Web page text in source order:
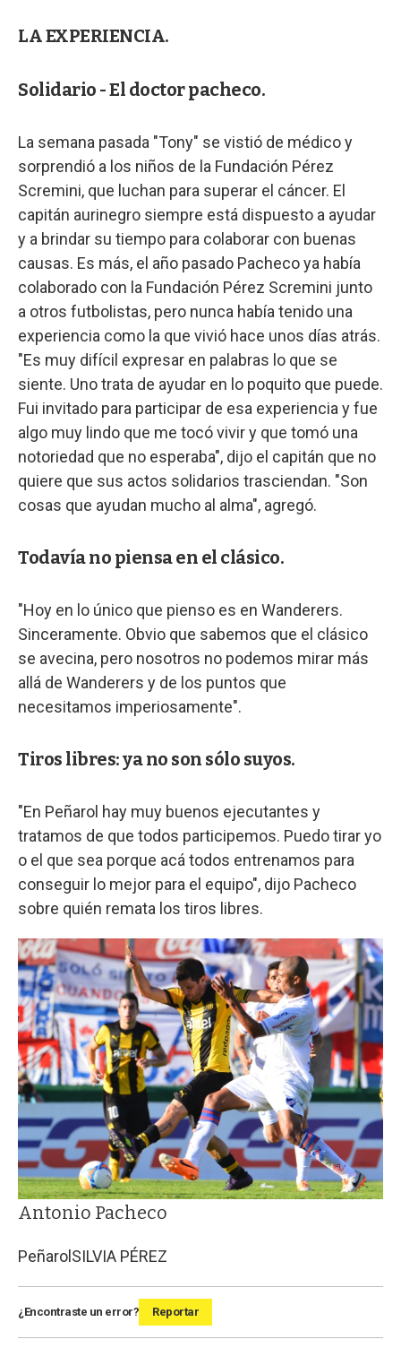
LA EXPERIENCIA.
Solidario - El doctor pacheco.
La semana pasada "Tony" se vistió de médico y
sorprendió a los niños de la Fundación Pérez
Scremini, que luchan para superar el cáncer. El
capitán aurinegro siempre está dispuesto a ayudar
y a brindar su tiempo para colaborar con buenas
causas. Es más, el año pasado Pacheco ya había
colaborado con la Fundación Pérez Scremini junto
a otros futbolistas, pero nunca había tenido una
experiencia como la que vivió hace unos días atrás.
"Es muy difícil expresar en palabras lo que se
siente. Uno trata de ayudar en lo poquito que puede.
Fui invitado para participar de esa experiencia y fue
algo muy lindo que me tocó vivir y que tomó una
notoriedad que no esperaba", dijo el capitán que no
quiere que sus actos solidarios trasciendan. "Son
cosas que ayudan mucho al alma", agregó.
Todavía no piensa en el clásico.
"Hoy en lo único que pienso es en Wanderers.
Sinceramente. Obvio que sabemos que el clásico
se avecina, pero nosotros no podemos mirar más
allá de Wanderers y de los puntos que
necesitamos imperiosamente".
Tiros libres: ya no son sólo suyos.
"En Peñarol hay muy buenos ejecutantes y
tratamos de que todos participemos. Puedo tirar yo
o el que sea porque acá todos entrenamos para
conseguir lo mejor para el equipo", dijo Pacheco
sobre quién remata los tiros libres.
Antonio Pacheco
Peñarol SILVIA PÉREZ
¿Encontraste un error? Reportar